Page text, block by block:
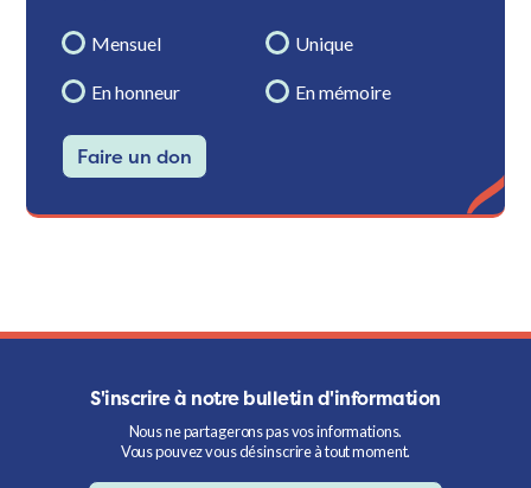
Mensuel Unique
En honneur En mémoire
Faire un don
S'inscrire à notre bulletin d'information
Nous ne partagerons pas vos informations.
Vous pouvez vous désinscrire à tout moment.